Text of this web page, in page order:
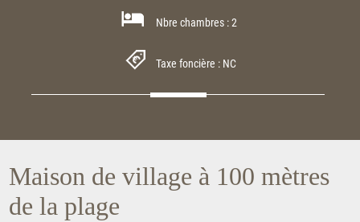
Nbre chambres : 2
Taxe foncière : NC
Maison de village à 100 mètres
de la plage